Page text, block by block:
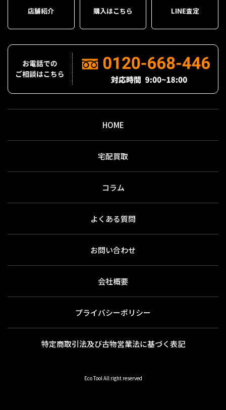
店舗紹介 購入はこちら LINE査定
HOME
宅配買取
コラム
よくある質問
お問い合わせ
会社概要
プライバシーポリシー
特定商取引法及び古物営業法に基づく表記
Eco Tool All right reserved